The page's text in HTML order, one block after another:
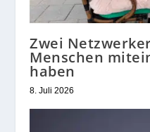
Zwei
Menschen
haben
8. Juli 2026